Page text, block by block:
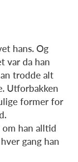
hans. Og
var da han
trodde alt
Utforbakken
former for
han alltid
gang han